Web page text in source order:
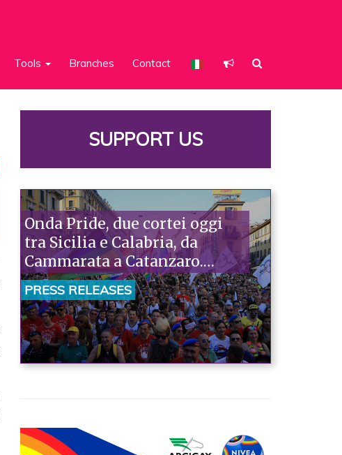
Tools Branches Contact
SUPPORT US
Onda Pride, due cortei oggi
tra Sicilia e Calabria, da
Cammarata a Catanzaro.
Piazzoni: «Raccontano la
nostra ostinazione»
PRESS RELEASES